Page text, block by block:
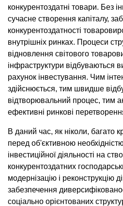
конкурентоздатні товари. Без
сучасне створення капіталу,
конкурентоздатності
внутрішніх ринках. Процеси
відновлення світового
інфраструктури відбуваються
рахунок інвестування. Чим
здійснюється, тим швидше
відтворювальний процес, тим
ефективні ринкові
В даний час, як ніколи, багато
перед об'єктивною необхідністю
інвестиційної діяльності на
конкурентоздатних
модернізацію і реконструкцію
забезпечення
соціально орієнтованих